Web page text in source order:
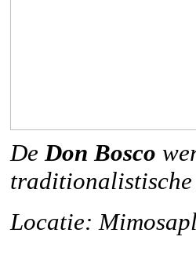
DeDon Bosco
traditionalistische
Locatie: